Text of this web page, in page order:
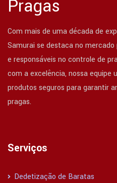
Pragas
Com mais de uma década de
Samurai se destaca no
e responsáveis no controle de
com a excelência, nossa equipe
produtos seguros para garantir
pragas.
Serviços
Dedetização de Baratas